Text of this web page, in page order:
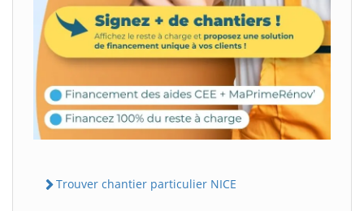
Trouver chantier particulier NICE